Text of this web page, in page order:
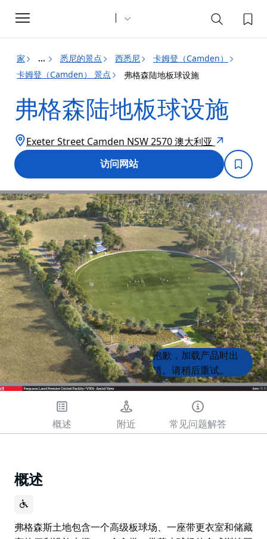
Toggle
navigation
家 ... 悉尼的景点 西悉尼
卡姆登（Camden）
卡姆登（Camden） 景点
弗格森陆地板球设施
弗格森陆地板球设施
Exeter Street Camden NSW 2570 澳大利亚
访问网站
Product
List
Product
List
抱歉，加载产品时出
错。请稍后重试。
概述 附近 常见问题解答
概述
弗格森斯土地包含一个高级板球场、一座带更衣室和储藏